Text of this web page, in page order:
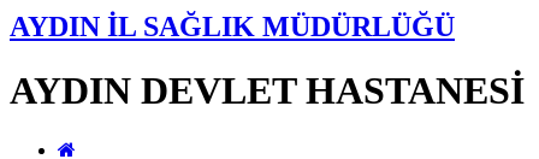
AYDIN İL SAĞLIK MÜDÜRLÜĞÜ
AYDIN DEVLET HASTANESİ